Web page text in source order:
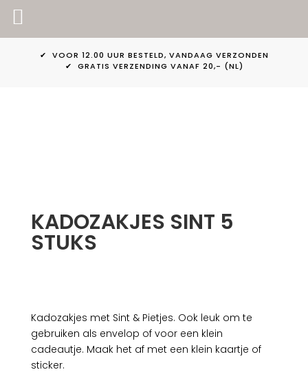
✔ VOOR 12.00 UUR BESTELD, VANDAAG VERZONDEN
✔ GRATIS VERZENDING VANAF 20,- (NL)
KADOZAKJES SINT 5
STUKS
Kadozakjes met Sint & Pietjes. Ook leuk om te
gebruiken als envelop of voor een klein
cadeautje. Maak het af met een klein kaartje of
sticker.